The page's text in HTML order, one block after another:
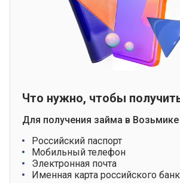
Что нужно, чтобы
Для получения займа в
Российский паспорт
Мобильный телефон
Электронная почта
Именная карта российского